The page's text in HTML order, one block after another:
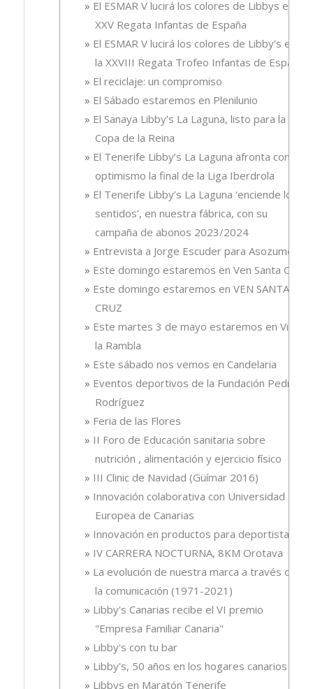
El ESMAR V lucirá los colores de Libbys en la
XXV Regata Infantas de España
El ESMAR V lucirá los colores de Libby’s en
la XXVIII Regata Trofeo Infantas de España
El reciclaje: un compromiso
El Sábado estaremos en Plenilunio
El Sanaya Libby’s La Laguna, listo para la
Copa de la Reina
El Tenerife Libby’s La Laguna afronta con
optimismo la final de la Liga Iberdrola
El Tenerife Libby’s La Laguna ‘enciende los
sentidos’, en nuestra fábrica, con su
campaña de abonos 2023/2024
Entrevista a Jorge Escuder para Asozumos
Este domingo estaremos en Ven Santa Cruz
Este domingo estaremos en VEN SANTA
CRUZ
Este martes 3 de mayo estaremos en Vive
la Rambla
Este sábado nos vemos en Candelaria
Eventos deportivos de la Fundación Pedro
Rodríguez
Feria de las Flores
II Foro de Educación sanitaria sobre
nutrición , alimentación y ejercicio físico
III Clinic de Navidad (Güímar 2016)
Innovación colaborativa con Universidad
Europea de Canarias
Innovación en productos para deportistas
IV CARRERA NOCTURNA, 8KM Orotava
La evolución de nuestra marca a través de
la comunicación (1971-2021)
Libby's Canarias recibe el VI premio
"Empresa Familiar Canaria"
Libby's con tu bar
Libby's, 50 años en los hogares canarios
Libbys en Maratón Tenerife